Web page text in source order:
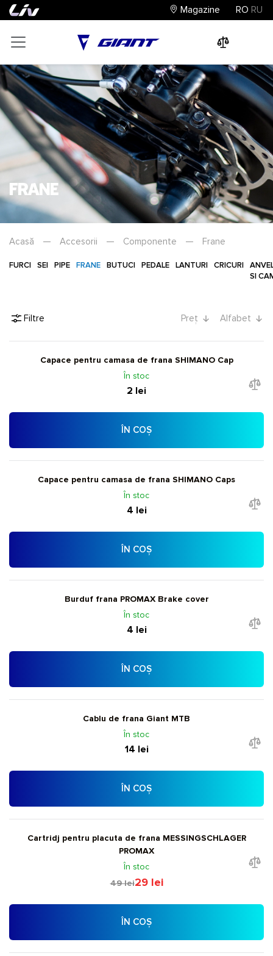
Magazine RO RU
Frane
Acasă — Accesorii — Componente — Frane
FURCI SEI PIPE FRANE BUTUCI PEDALE LANTURI CRICURI
SI
Filtre Preț Alfabet
Capace pentru camasa de frana SHIMANO Cap
În stoc
2 lei
ÎN COȘ
Capace pentru camasa de frana SHIMANO Caps
În stoc
4 lei
ÎN COȘ
Burduf frana PROMAX Brake cover
În stoc
4 lei
ÎN COȘ
Cablu de frana Giant MTB
În stoc
14 lei
ÎN COȘ
Cartridj pentru placuta de frana MESSINGSCHLAGER
PROMAX
În stoc
49 lei29 lei
ÎN COȘ